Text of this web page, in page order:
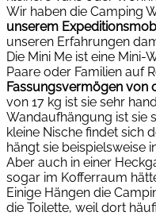
Wir haben die Camping
unserem
unseren Erfahrungen
Die Mini Me ist eine Mini-
Paare oder Familien auf
Fassungsvermögen von
von 17 kg ist sie sehr
Wandaufhängung ist sie
kleine Nische findet sich
hängt sie beispielsweise
Aber auch in einer
sogar im Kofferraum
Einige Hängen die
die Toilette, weil dort